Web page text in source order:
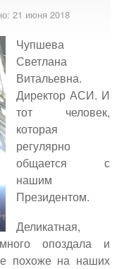
21 июня 2018
Чупшева
Светлана
Витальевна.
Директор АСИ. И
тот человек,
которая
регулярно
общается с
нашим
Президентом.
Деликатная,
опоздала и
похоже на наших